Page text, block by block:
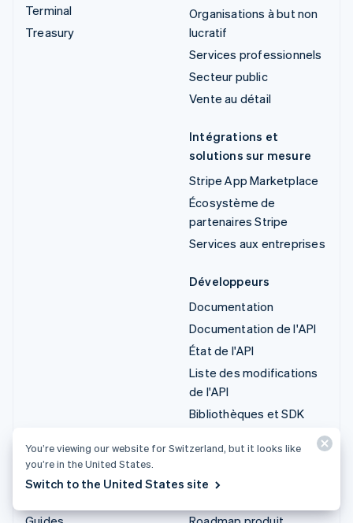
Terminal
Treasury
Organisations à but non
lucratif
Services professionnels
Secteur public
Vente au détail
Intégrations et
solutions sur mesure
Stripe App Marketplace
Écosystème de
partenaires Stripe
Services aux entreprises
Développeurs
Documentation
Documentation de l'API
État de l'API
Liste des modifications
de l'API
Bibliothèques et SDK
Blog du développeur
You’re viewing our website for Switzerland, but it looks like
you’re in the United States.
Switch to the United States site